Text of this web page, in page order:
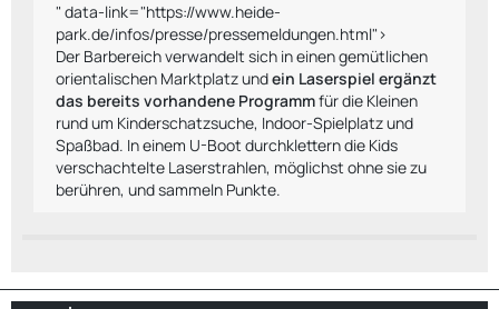
" data-link="https://www.heide-
park.de/infos/presse/pressemeldungen.html">
Der Barbereich verwandelt sich in einen gemütlichen
orientalischen Marktplatz undein Laserspiel ergänzt
das bereits vorhandene Programmfür die Kleinen
rund um Kinderschatzsuche, Indoor-Spielplatz und
Spaßbad. In einem U-Boot durchklettern die Kids
verschachtelte Laserstrahlen, möglichst ohne sie zu
berühren, und sammeln Punkte.